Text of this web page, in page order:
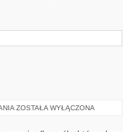
LETTERING
PROJEKTY
ZOSTAŁA WYŁĄCZONA